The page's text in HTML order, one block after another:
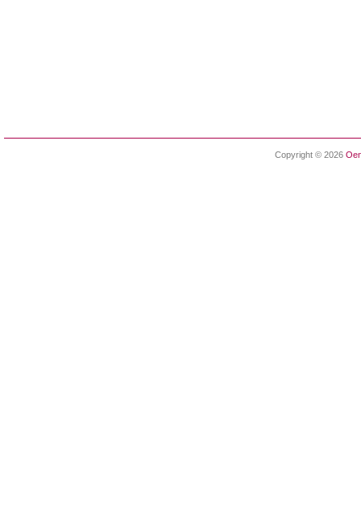
Copyright © 2026